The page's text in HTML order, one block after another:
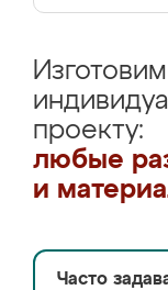
проекту:
любые
и
Часто